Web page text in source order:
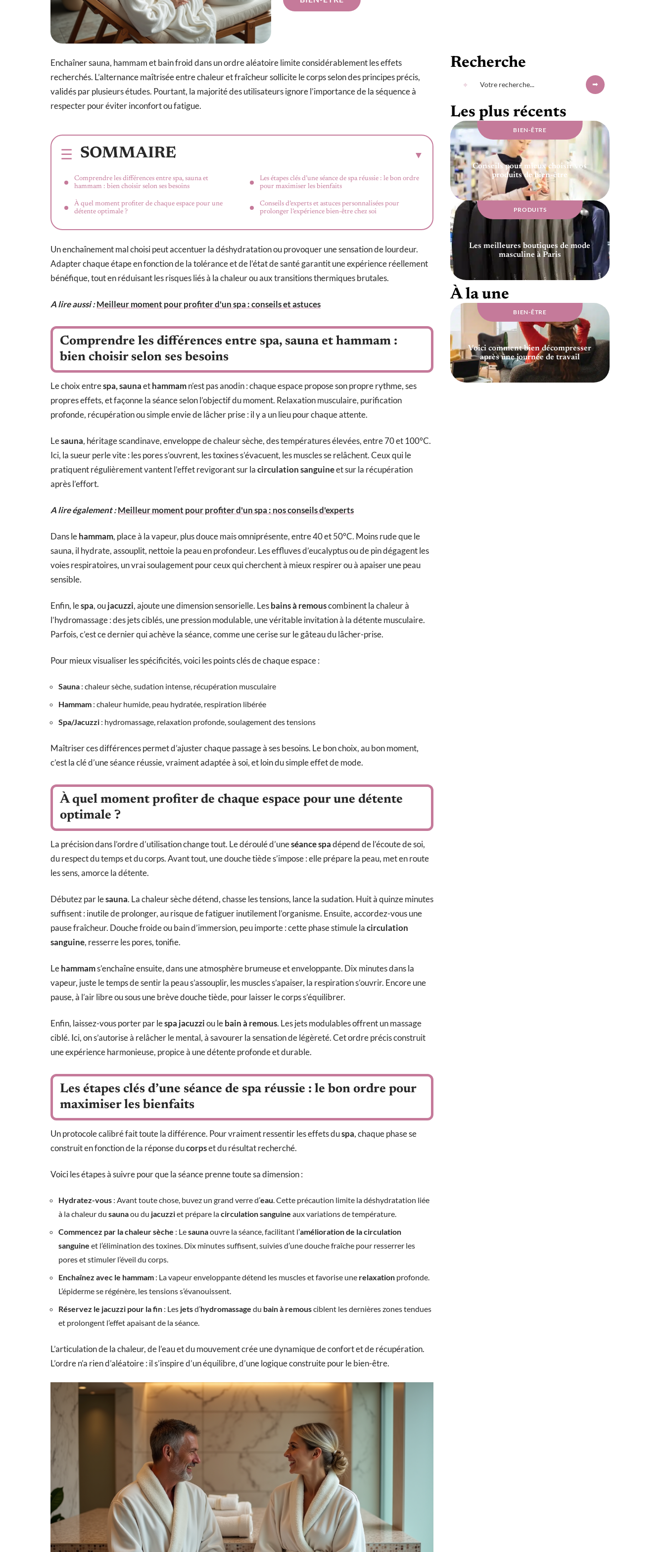
Enchaîner sauna, hammam et bain froid dans un ordre aléatoire limite considérablement les effets
recherchés. L’alternance maîtrisée entre chaleur et fraîcheur sollicite le corps selon des principes précis,
validés par plusieurs études. Pourtant, la majorité des utilisateurs ignore l’importance de la séquence à
respecter pour éviter inconfort ou fatigue.
SOMMAIRE
Comprendre les différences entre spa, sauna et
hammam : bien choisir selon ses besoins
À quel moment profiter de chaque espace pour une
détente optimale ?
Les étapes clés d’une séance de spa réussie : le bon ordre
pour maximiser les bienfaits
Conseils d’experts et astuces personnalisées pour
prolonger l’expérience bien-être chez soi
Un enchaînement mal choisi peut accentuer la déshydratation ou provoquer une sensation de lourdeur.
Adapter chaque étape en fonction de la tolérance et de l’état de santé garantit une expérience réellement
bénéfique, tout en réduisant les risques liés à la chaleur ou aux transitions thermiques brutales.
A lire aussi :Meilleur moment pour profiter d'un spa : conseils et astuces
Comprendre les différences entre spa, sauna et hammam :
bien choisir selon ses besoins
Le choix entrespa, saunaethammamn’est pas anodin : chaque espace propose son propre rythme, ses
propres effets, et façonne la séance selon l’objectif du moment. Relaxation musculaire, purification
profonde, récupération ou simple envie de lâcher prise : il y a un lieu pour chaque attente.
Lesauna, héritage scandinave, enveloppe de chaleur sèche, des températures élevées, entre 70 et 100°C.
Ici, la sueur perle vite : les pores s’ouvrent, les toxines s’évacuent, les muscles se relâchent. Ceux qui le
pratiquent régulièrement vantent l’effet revigorant sur lacirculation sanguineet sur la récupération
après l’effort.
A lire également :Meilleur moment pour profiter d'un spa : nos conseils d'experts
Dans lehammam, place à la vapeur, plus douce mais omniprésente, entre 40 et 50°C. Moins rude que le
sauna, il hydrate, assouplit, nettoie la peau en profondeur. Les effluves d’eucalyptus ou de pin dégagent les
voies respiratoires, un vrai soulagement pour ceux qui cherchent à mieux respirer ou à apaiser une peau
sensible.
Enfin, lespa, oujacuzzi, ajoute une dimension sensorielle. Lesbains à remouscombinent la chaleur à
l’hydromassage : des jets ciblés, une pression modulable, une véritable invitation à la détente musculaire.
Parfois, c’est ce dernier qui achève la séance, comme une cerise sur le gâteau du lâcher-prise.
Pour mieux visualiser les spécificités, voici les points clés de chaque espace :
Sauna : chaleur sèche, sudation intense, récupération musculaire
Hammam : chaleur humide, peau hydratée, respiration libérée
Spa/Jacuzzi : hydromassage, relaxation profonde, soulagement des tensions
Maîtriser ces différences permet d’ajuster chaque passage à ses besoins. Le bon choix, au bon moment,
c’est la clé d’une séance réussie, vraiment adaptée à soi, et loin du simple effet de mode.
À quel moment profiter de chaque espace pour une détente
optimale ?
La précision dans l’ordre d’utilisation change tout. Le déroulé d’uneséance spadépend de l’écoute de soi,
du respect du temps et du corps. Avant tout, une douche tiède s’impose : elle prépare la peau, met en route
les sens, amorce la détente.
Débutez par lesauna. La chaleur sèche détend, chasse les tensions, lance la sudation. Huit à quinze minutes
suffisent : inutile de prolonger, au risque de fatiguer inutilement l’organisme. Ensuite, accordez-vous une
pause fraîcheur. Douche froide ou bain d’immersion, peu importe : cette phase stimule lacirculation
sanguine, resserre les pores, tonifie.
Lehammams’enchaîne ensuite, dans une atmosphère brumeuse et enveloppante. Dix minutes dans la
vapeur, juste le temps de sentir la peau s’assouplir, les muscles s’apaiser, la respiration s’ouvrir. Encore une
pause, à l’air libre ou sous une brève douche tiède, pour laisser le corps s’équilibrer.
Enfin, laissez-vous porter par lespa jacuzziou lebain à remous. Les jets modulables offrent un massage
ciblé. Ici, on s’autorise à relâcher le mental, à savourer la sensation de légèreté. Cet ordre précis construit
une expérience harmonieuse, propice à une détente profonde et durable.
Les étapes clés d’une séance de spa réussie : le bon ordre pour
maximiser les bienfaits
Un protocole calibré fait toute la différence. Pour vraiment ressentir les effets duspa, chaque phase se
construit en fonction de la réponse ducorpset du résultat recherché.
Voici les étapes à suivre pour que la séance prenne toute sa dimension :
Hydratez-vous : Avant toute chose, buvez un grand verre d’eau. Cette précaution limite la déshydratation liée
à la chaleur du saunaou du jacuzziet prépare lacirculation sanguine aux variations de température.
Commencez par la chaleur sèche : Lesaunaouvre la séance, facilitant l’amélioration de la circulation
sanguine et l’élimination des toxines. Dix minutes suffisent, suivies d’une douche fraîche pour resserrer les
pores et stimuler l’éveil du corps.
Enchaînez avec le hammam : La vapeur enveloppante détend les muscles et favorise une relaxation profonde.
L’épiderme se régénère, les tensions s’évanouissent.
Réservez le jacuzzi pour la fin : Les jetsd’hydromassage du bain à remousciblent les dernières zones tendues
et prolongent l’effet apaisant de la séance.
L’articulation de la chaleur, de l’eau et du mouvement crée une dynamique de confort et de récupération.
L’ordre n’a rien d’aléatoire : il s’inspire d’un équilibre, d’une logique construite pour le bien-être.
Recherche
Les plus récents
BIEN-ÊTRE
Conseils pour mieux choisir vos
produits de bien-être
PRODUITS
Les meilleures boutiques de mode
masculine à Paris
À la une
BIEN-ÊTRE
Voici comment bien décompresser
après une journée de travail